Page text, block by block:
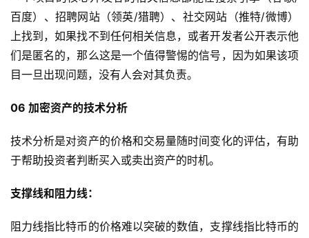
百度）、招聘网站（领英/猎聘）、社交网站（推特/微博）
上找到，如果找不到任何相关信息，或者开发者公开表示他
们是匿名的，那么这是一个值得警惕的信号，因为如果该项
目一旦出现问题，没有人会对其负责。
06 加密资产的技术分析
技术分析是对资产的价格和交易量随时间变化的评估，有助
于帮助投资者判断买入或卖出资产的时机。
支撑线和阻力线：
阻力线指比特币的价格难以突破的数值，支撑线指比特币的